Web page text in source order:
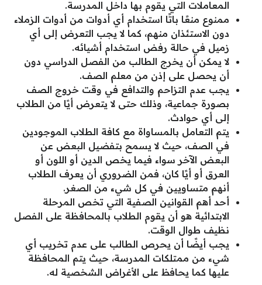
المعاملات التي يقوم بها داخل المدرسة.
ممنوع منعًا باتًا استخدام أي أدوات من أدوات الزملاء
دون الاستئذان منهم، كما لا يجب التعرض إلى أي
زميل في حالة رفض استخدام أشيائه.
لا يمكن أن يخرج الطالب من الفصل الدراسي دون
أن يحصل على إذن من معلم الصف.
يجب عدم التزاحم والتدافع في وقت خروج الصف
بصورة جماعية، وذلك حتى لا يتعرض أيًا من الطلاب
إلى أي حوادث.
يتم التعامل بالمساواة مع كافة الطلاب الموجودين
في الصف، حيث لا يسمح بتفضيل البعض عن
البعض الآخر سواء فيما يخص الدين أو اللون أو
العرق أو أيًا كان، فمن الضروري أن يعرف الطلاب
أنهم متساويين في كل شيء من الصغر.
أحد أهم القوانين الصفية التي تخص المرحلة
الابتدائية هو أن يقوم الطلاب بالمحافظة على الفصل
نظيف طوال الوقت.
يجب أيضًا أن يحرص الطالب على عدم تخريب أي
شيء من ممتلكات المدرسة، حيث يتم المحافظة
عليها كما يحافظ على الأغراض الشخصية له.